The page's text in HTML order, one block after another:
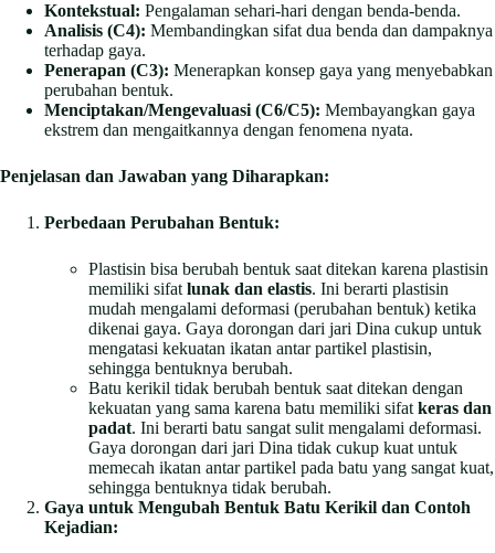
Kontekstual: Pengalaman sehari-hari dengan benda-benda.
Analisis (C4): Membandingkan sifat dua benda dan dampaknya
terhadap gaya.
Penerapan (C3): Menerapkan konsep gaya yang menyebabkan
perubahan bentuk.
Menciptakan/Mengevaluasi (C6/C5): Membayangkan gaya
ekstrem dan mengaitkannya dengan fenomena nyata.
Penjelasan dan Jawaban yang Diharapkan:
Perbedaan Perubahan Bentuk:
Plastisin bisa berubah bentuk saat ditekan karena plastisin
memiliki sifat lunak dan elastis. Ini berarti plastisin
mudah mengalami deformasi (perubahan bentuk) ketika
dikenai gaya. Gaya dorongan dari jari Dina cukup untuk
mengatasi kekuatan ikatan antar partikel plastisin,
sehingga bentuknya berubah.
Batu kerikil tidak berubah bentuk saat ditekan dengan
kekuatan yang sama karena batu memiliki sifat keras dan
padat. Ini berarti batu sangat sulit mengalami deformasi.
Gaya dorongan dari jari Dina tidak cukup kuat untuk
memecah ikatan antar partikel pada batu yang sangat kuat,
sehingga bentuknya tidak berubah.
Gaya untuk Mengubah Bentuk Batu Kerikil dan Contoh
Kejadian: